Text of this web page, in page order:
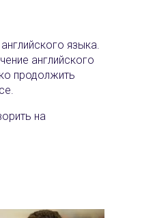
языка.
английского
продолжить
на